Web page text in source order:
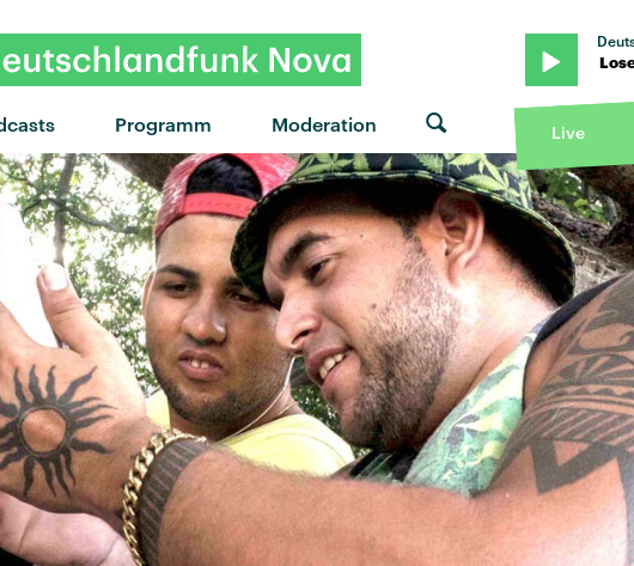
Programm Moderation
"Born To Lose" von Bea Miller · "Born To Lose" von Bea
Live